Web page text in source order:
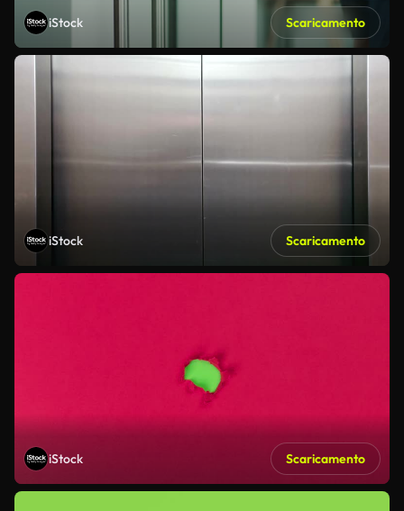
iStock Scaricamento
iStock Scaricamento
iStock Scaricamento